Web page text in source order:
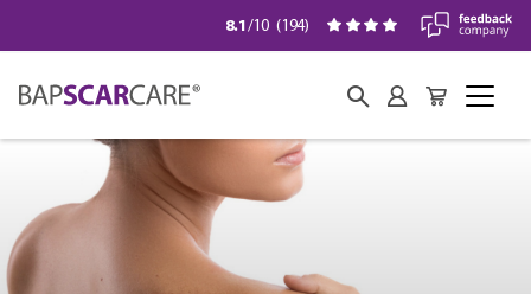
8.1/10 (194)